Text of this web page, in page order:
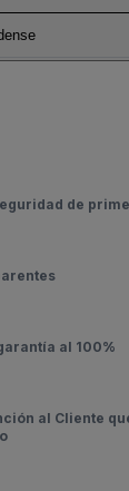
de
al 100%
al Cliente